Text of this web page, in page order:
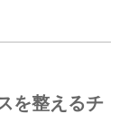
を整えるチ